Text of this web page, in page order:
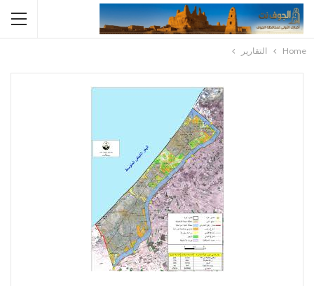
Home التقارير